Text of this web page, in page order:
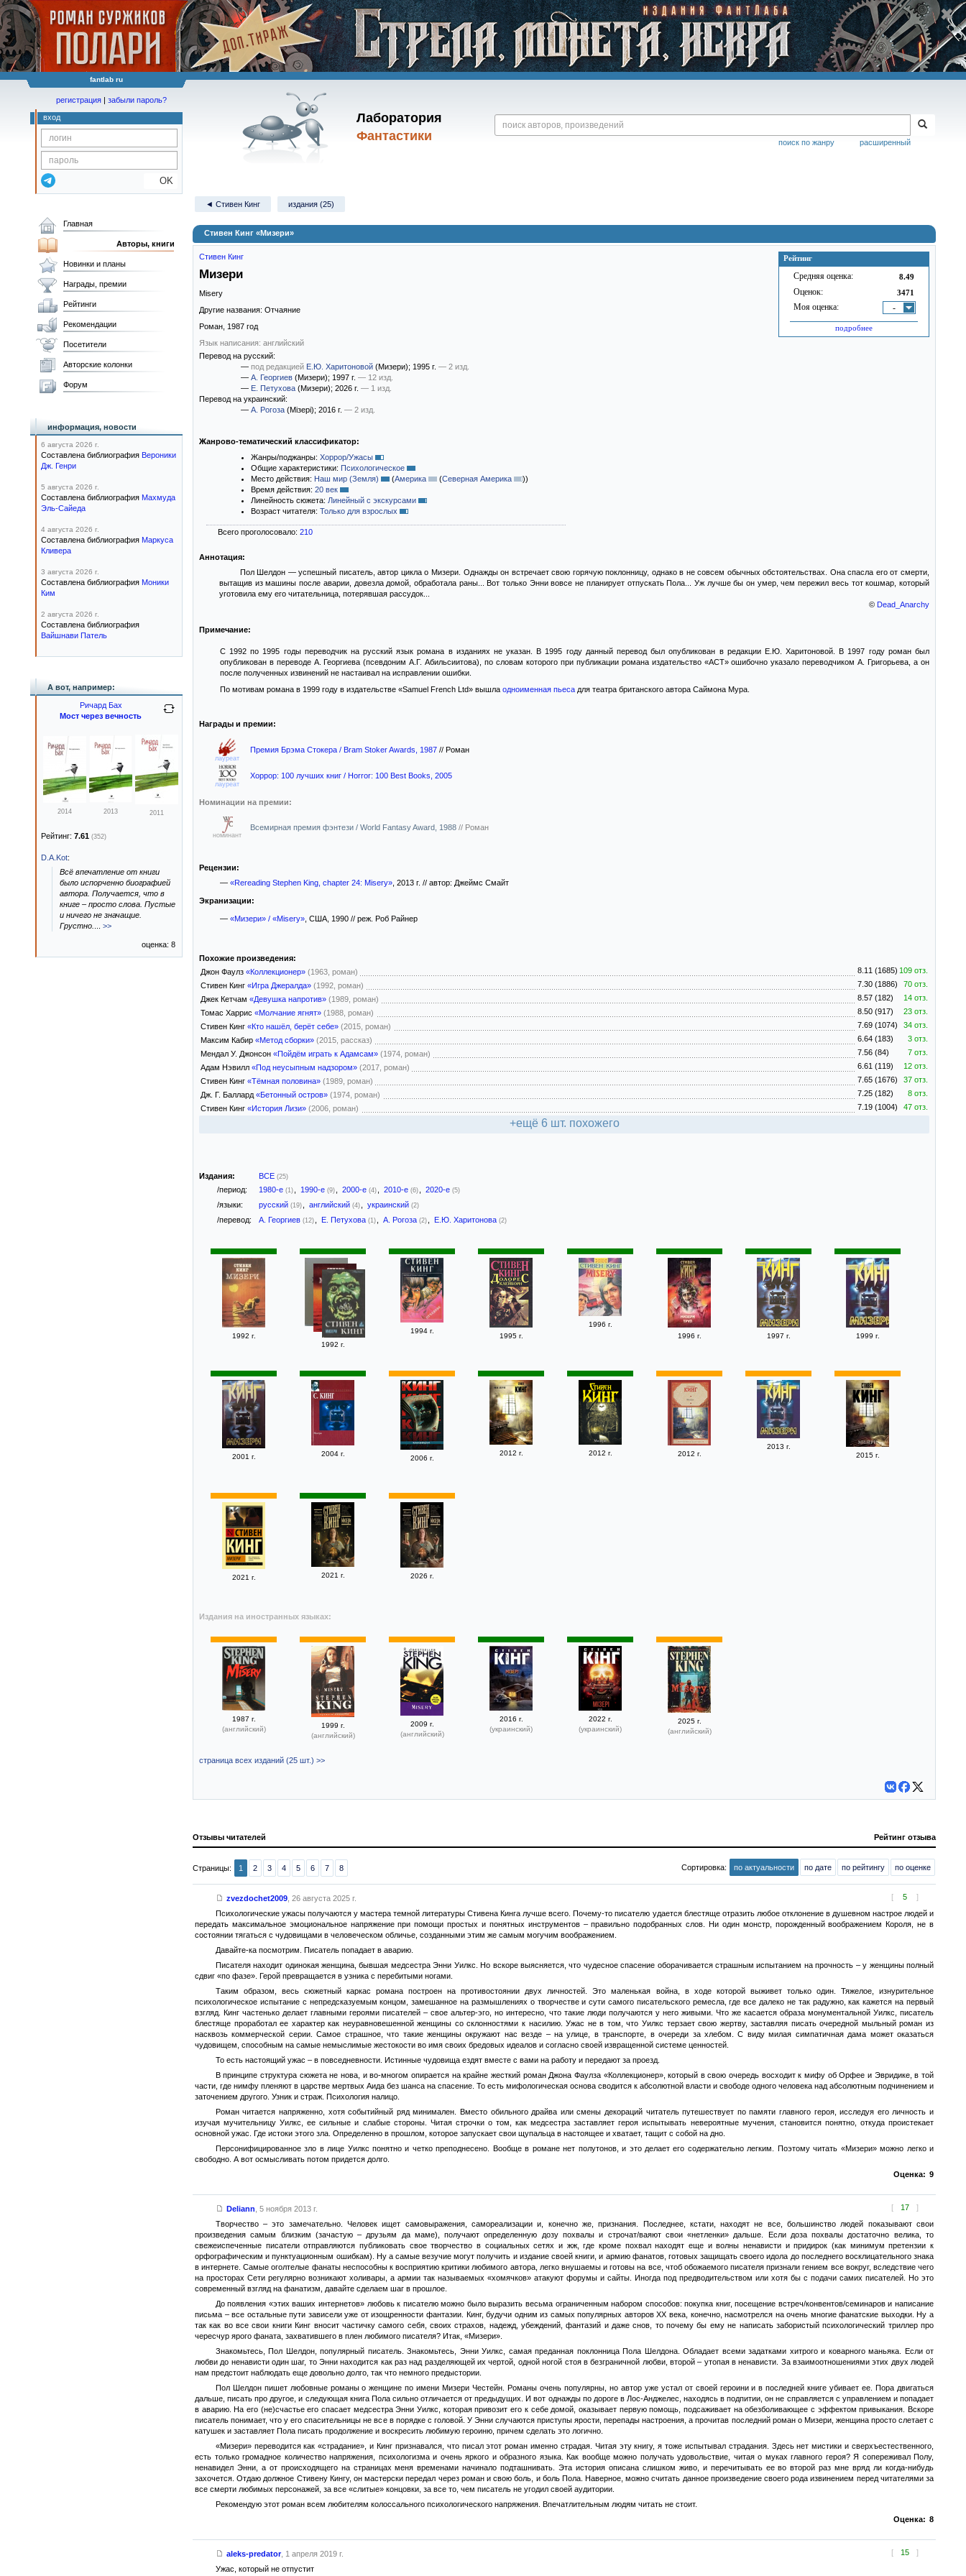
fantlab ru
Лаборатория
Фантастики
расширенный
поиск по жанру
регистрация | забыли пароль?
вход
OK
◄ Стивен Кинг издания (25)
Стивен Кинг «Мизери»
Рейтинг
Средняя оценка: 8.49
Оценок: 3471
Моя оценка: -
подробнее
Стивен Кинг
Мизери
Misery
Другие названия: Отчаяние
Роман, 1987 год
Язык написания: английский
Перевод на русский:
— под редакцией Е.Ю. Харитоновой (Мизери); 1995 г. — 2 изд.
— А. Георгиев (Мизери); 1997 г. — 12 изд.
— Е. Петухова (Мизери); 2026 г. — 1 изд.
Перевод на украинский:
— А. Рогоза (Мізері); 2016 г. — 2 изд.
Жанрово-тематический классификатор:
Жанры/поджанры: Хоррор/Ужасы
Общие характеристики: Психологическое
Место действия: Наш мир (Земля) (Америка (Северная Америка ))
Время действия: 20 век
Линейность сюжета: Линейный с экскурсами
Возраст читателя: Только для взрослых
Всего проголосовало: 210
Аннотация:
Пол Шелдон — успешный писатель, автор цикла о Мизери. Однажды он встречает свою горячую поклонницу, однако в не совсем обычных обстоятельствах. Она спасла его от смерти,
вытащив из машины после аварии, довезла домой, обработала раны... Вот только Энни вовсе не планирует отпускать Пола... Уж лучше бы он умер, чем пережил весь тот кошмар, который
уготовила ему его читательница, потерявшая рассудок...
© Dead_Anarchy
Примечание:
С 1992 по 1995 годы переводчик на русский язык романа в изданиях не указан. В 1995 году данный перевод был опубликован в редакции Е.Ю. Харитоновой. В 1997 году роман был
опубликован в переводе А. Георгиева (псевдоним А.Г. Абильсиитова), по словам которого при публикации романа издательство «АСТ» ошибочно указало переводчиком А. Григорьева, а он
после полученных извинений не настаивал на исправлении ошибки.
По мотивам романа в 1999 году в издательстве «Samuel French Ltd» вышла одноименная пьесадля театра британского автора Саймона Мура.
Награды и премии:
лауреат
Премия Брэма Стокера / Bram Stoker Awards, 1987 // Роман
лауреат
Хоррор: 100 лучших книг / Horror: 100 Best Books, 2005
Номинации на премии:
номинант
Всемирная премия фэнтези / World Fantasy Award, 1988 // Роман
Рецензии:
— «Rereading Stephen King, chapter 24: Misery», 2013 г. // автор: Джеймс Смайт
Экранизации:
— «Мизери» / «Misery», США, 1990 // реж. Роб Райнер
Похожие произведения:
Джон Фаулз «Коллекционер» (1963, роман) 8.11 (1685) 109 отз.
Стивен Кинг «Игра Джералда» (1992, роман) 7.30 (1886)
70 отз.
Джек Кетчам «Девушка напротив» (1989, роман) 8.57 (182)
14 отз.
Томас Харрис «Молчание ягнят» (1988, роман) 8.50 (917)
23 отз.
Стивен Кинг «Кто нашёл, берёт себе» (2015, роман) 7.69 (1074)
34 отз.
Максим Кабир «Метод сборки» (2015, рассказ) 6.64 (183)
3 отз.
Мендал У. Джонсон «Пойдём играть к Адамсам» (1974, роман) 7.56 (84)
7 отз.
Адам Нэвилл «Под неусыпным надзором» (2017, роман) 6.61 (119)
12 отз.
Стивен Кинг «Тёмная половина» (1989, роман) 7.65 (1676)
37 отз.
Дж. Г. Баллард «Бетонный остров» (1974, роман) 7.25 (182)
8 отз.
Стивен Кинг «История Лизи» (2006, роман) 7.19 (1004) 47 отз.
+ещё 6 шт. похожего
Издания: ВСЕ (25)
/период: 1980-е (1) 1990-е (9) 2000-е (4) 2010-е (6) 2020-е (5)
/языки: русский (19) английский (4) украинский (2)
/перевод: А. Георгиев (12) Е. Петухова (1) А. Рогоза (2) Е.Ю. Харитонова (2)
1992 г.
1992 г.
1994 г.
1995 г.
1996 г.
1996 г.
1997 г. 1999 г.
2001 г. 2004 г.
2006 г.
2012 г. 2012 г. 2012 г.
2013 г.
2015 г.
2021 г. 2021 г. 2026 г.
Издания на иностранных языках:
1987 г.
(английский)
1999 г.
(английский)
2009 г.
(английский)
2016 г.
(украинский)
2022 г.
(украинский)
2025 г.
(английский)
страница всех изданий (25 шт.) >>
Отзывы читателей Рейтинг отзыва
Страницы: 1 2 3 4 5 6 7 8 Сортировка: по актуальности по дате по рейтингу по оценке
[ 5 ]
zvezdochet2009, 26 августа 2025 г.
Психологические ужасы получаются у мастера темной литературы Стивена Кинга лучше всего. Почему-то писателю удается блестяще отразить любое отклонение в душевном настрое людей и
передать максимальное эмоциональное напряжение при помощи простых и понятных инструментов – правильно подобранных слов. Ни один монстр, порожденный воображением Короля, не в
состоянии тягаться с чудовищами в человеческом обличье, созданными этим же самым могучим воображением.
Давайте-ка посмотрим. Писатель попадает в аварию.
Писателя находит одинокая женщина, бывшая медсестра Энни Уилкс. Но вскоре выясняется, что чудесное спасение оборачивается страшным испытанием на прочность – у женщины полный
сдвиг «по фазе». Герой превращается в узника с перебитыми ногами.
Таким образом, весь сюжетный каркас романа построен на противостоянии двух личностей. Это маленькая война, в ходе которой выживет только один. Тяжелое, изнурительное
психологическое испытание с непредсказуемым концом, замешанное на размышлениях о творчестве и сути самого писательского ремесла, где все далеко не так радужно, как кажется на первый
взгляд. Кинг частенько делает главными героями писателей – свое альтер-эго, но интересно, что такие люди получаются у него живыми. Что же касается образа монументальной Уилкс, писатель
блестяще проработал ее характер как неуравновешенной женщины со склонностями к насилию. Ужас не в том, что Уилкс терзает свою жертву, заставляя писать очередной мыльный роман из
насквозь коммерческой серии. Самое страшное, что такие женщины окружают нас везде – на улице, в транспорте, в очереди за хлебом. С виду милая симпатичная дама может оказаться
чудовищем, способным на самые немыслимые жестокости во имя своих бредовых идеалов и согласно своей извращенной системе ценностей.
То есть настоящий ужас – в повседневности. Истинные чудовища ездят вместе с вами на работу и передают за проезд.
В принципе структура сюжета не нова, и во-многом опирается на крайне жесткий роман Джона Фаулза «Коллекционер», который в свою очередь восходит к мифу об Орфее и Эвридике, в той
части, где нимфу пленяют в царстве мертвых Аида без шанса на спасение. То есть мифологическая основа сводится к абсолютной власти и свободе одного человека над абсолютным подчинением и
заточением другого. Узник и страж. Психология налицо.
Роман читается напряженно, хотя событийный ряд минимален. Вместо обильного драйва или смены декораций читатель путешествует по памяти главного героя, исследуя его личность и
изучая мучительницу Уилкс, ее сильные и слабые стороны. Читая строчки о том, как медсестра заставляет героя испытывать невероятные мучения, становится понятно, откуда проистекает
основной ужас. Где истоки этого зла. Определенно в прошлом, которое запускает свои щупальца в настоящее и хватает, тащит с собой на дно.
Персонифицированное зло в лице Уилкс понятно и четко преподнесено. Вообще в романе нет полутонов, и это делает его содержательно легким. Поэтому читать «Мизери» можно легко и
свободно. А вот осмысливать потом придется долго.
Оценка: 9
[ 17 ]
Deliann 5 ноября 2013 г.
Творчество – это замечательно. Человек ищет самовыражения, самореализации и, конечно же, признания. Последнее, кстати, находят не все, большинство людей показывают свои
произведения самым близким (зачастую – друзьям да маме), получают определенную дозу похвалы и строчат/ваяют свои «нетленки» дальше. Если доза похвалы достаточно велика, то
свежеиспеченные писатели отправляются публиковать свое творчество в социальных сетях и жж, где кроме похвал находят еще и волны ненависти и придирок (как минимум претензии к
орфографическим и пунктуационным ошибкам). Ну а самые везучие могут получить и издание своей книги, и армию фанатов, готовых защищать своего идола до последнего восклицательного знака
в интернете. Самые оголтелые фанаты неспособны к восприятию критики любимого автора, легко внушаемы и готовы на все, чтоб обожаемого писателя признали гением все вокруг, вследствие чего
на просторах Сети регулярно возникают холивары, а армии так называемых «хомячков» атакуют форумы и сайты. Иногда под предводительством или хотя бы с подачи самих писателей. Но это
современный взгляд на фанатизм, давайте сделаем шаг в прошлое.
До появления «этих ваших интернетов» любовь к писателю можно было выразить весьма ограниченным набором способов: покупка книг, посещение встреч/конвентов/семинаров и написание
письма – все остальные пути зависели уже от изощренности фантазии. Кинг, будучи одним из самых популярных авторов XX века, конечно, насмотрелся на очень многие фанатские выходки. Ну а
так как во все свои книги Кинг вносит частичку самого себя, своих страхов, надежд, убеждений, фантазий и даже снов, то почему бы ему не написать забористый психологический триллер про
чересчур ярого фаната, захватившего в плен любимого писателя? Итак, «Мизери».
Знакомьтесь, Пол Шелдон, популярный писатель. Знакомьтесь, Энни Уилкс, самая преданная поклонница Пола Шелдона. Обладает всеми задатками хитрого и коварного маньяка. Если от
любви до ненависти один шаг, то Энни находится как раз над разделяющей их чертой, одной ногой стоя в безграничной любви, второй – утопая в ненависти. За взаимоотношениями этих двух людей
нам предстоит наблюдать еще довольно долго, так что немного предыстории.
Пол Шелдон пишет любовные романы о женщине по имени Мизери Честейн. Романы очень популярны, но автор уже устал от своей героини и в последней книге убивает ее. Пора двигаться
дальше, писать про другое, и следующая книга Пола сильно отличается от предыдущих. И вот однажды по дороге в Лос-Анджелес, находясь в подпитии, он не справляется с управлением и попадает
в аварию. На его (не)счастье его спасает медсестра Энни Уилкс, которая привозит его к себе домой, оказывает первую помощь, подсаживает на обезболивающее с эффектом привыкания. Вскоре
писатель понимает, что у его спасительницы не все в порядке с головой. У Энни случаются приступы ярости, перепады настроения, а прочитав последний роман о Мизери, женщина просто слетает с
катушек и заставляет Пола писать продолжение и воскресить любимую героиню, причем сделать это логично.
«Мизери» переводится как «страдание», и Кинг признавался, что писал этот роман именно страдая. Читая эту книгу, я тоже испытывал страдания. Здесь нет мистики и сверхъестественного,
есть только громадное количество напряжения, психологизма и очень яркого и образного языка. Как вообще можно получать удовольствие, читая о муках главного героя? Я сопереживал Полу,
ненавидел Энни, а от происходящего на страницах меня временами начинало подташнивать. Эта история описана слишком живо, и перечитывать ее во второй раз мне вряд ли когда-нибудь
захочется. Отдаю должное Стивену Кингу, он мастерски передал через роман и свою боль, и боль Пола. Наверное, можно считать данное произведение своего рода извинением перед читателями за
все смерти любимых персонажей, за все «слитые» концовки, за все то, чем писатель не угодил своей аудитории.
Рекомендую этот роман всем любителям колоссального психологического напряжения. Впечатлительным людям читать не стоит.
Оценка: 8
[ 15 ]
aleks-predator, 1 апреля 2019 г.
Ужас, который не отпустит
Главная
Авторы, книги
Новинки и планы
Награды, премии
Рейтинги
Рекомендации
Посетители
Авторские колонки
Форум
информация, новости
6 августа 2026 г.
Составлена библиография Вероники
Дж. Генри
5 августа 2026 г.
Составлена библиография Махмуда
Эль-Сайеда
4 августа 2026 г.
Составлена библиография Маркуса
Кливера
3 августа 2026 г.
Составлена библиография Моники
Ким
2 августа 2026 г.
Составлена библиография
Вайшнави Патель
А вот, например:
Ричард Бах
Мост через вечность
2014 2013 2011
Рейтинг: 7.61 (352)
D.A.Kot:
Всё впечатление от книги
было испорченно биографией
автора. Получается, что в
книге – просто слова. Пустые
и ничего не значащие.
Грустно.
>>
оценка: 8